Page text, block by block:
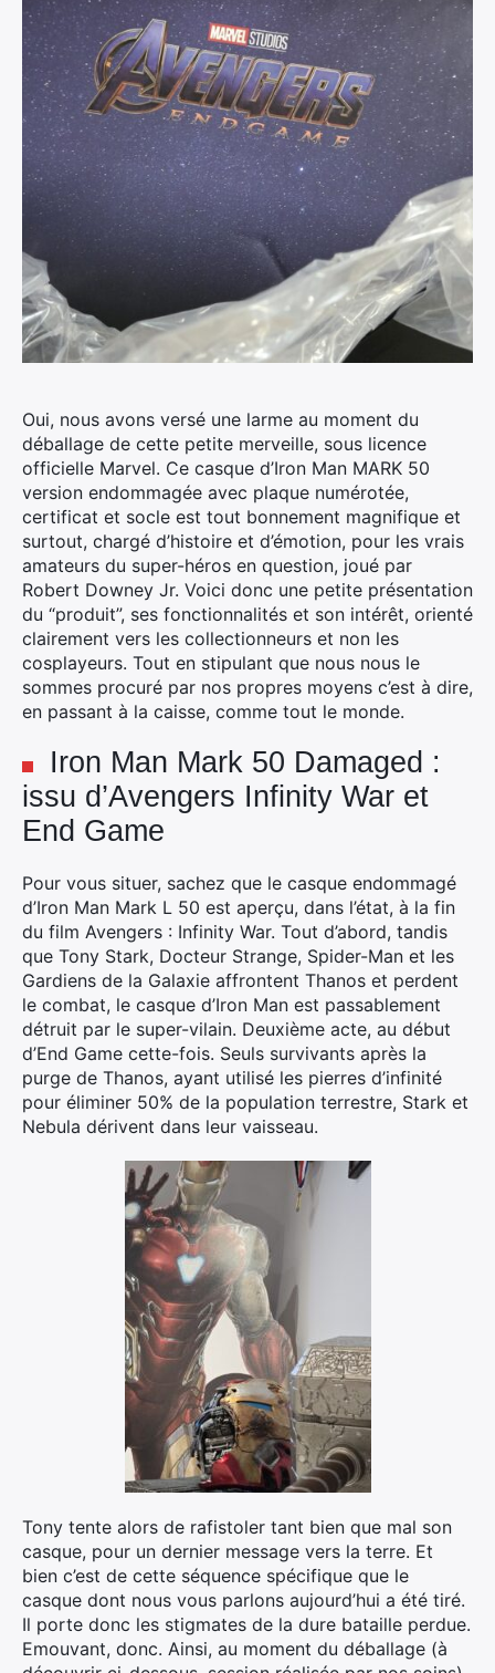
Oui, nous avons versé une larme au moment du
déballage de cette petite merveille, sous licence
officielle Marvel. Ce casque d’Iron Man MARK 50
version endommagée avec plaque numérotée,
certificat et socle est tout bonnement magnifique et
surtout, chargé d’histoire et d’émotion, pour les vrais
amateurs du super-héros en question, joué par
Robert Downey Jr. Voici donc une petite présentation
du “produit”, ses fonctionnalités et son intérêt, orienté
clairement vers les collectionneurs et non les
cosplayeurs. Tout en stipulant que nous nous le
sommes procuré par nos propres moyens c’est à dire,
en passant à la caisse, comme tout le monde.
Iron Man Mark 50 Damaged :
issu d’Avengers Infinity War et
End Game
Pour vous situer, sachez que le casque endommagé
d’Iron Man Mark L 50 est aperçu, dans l’état, à la fin
du film Avengers : Infinity War. Tout d’abord, tandis
que Tony Stark, Docteur Strange, Spider-Man et les
Gardiens de la Galaxie affrontent Thanos et perdent
le combat, le casque d’Iron Man est passablement
détruit par le super-vilain. Deuxième acte, au début
d’End Game cette-fois. Seuls survivants après la
purge de Thanos, ayant utilisé les pierres d’infinité
pour éliminer 50% de la population terrestre, Stark et
Nebula dérivent dans leur vaisseau.
Tony tente alors de rafistoler tant bien que mal son
casque, pour un dernier message vers la terre. Et
bien c’est de cette séquence spécifique que le
casque dont nous vous parlons aujourd’hui a été tiré.
Il porte donc les stigmates de la dure bataille perdue.
Emouvant, donc. Ainsi, au moment du déballage (à